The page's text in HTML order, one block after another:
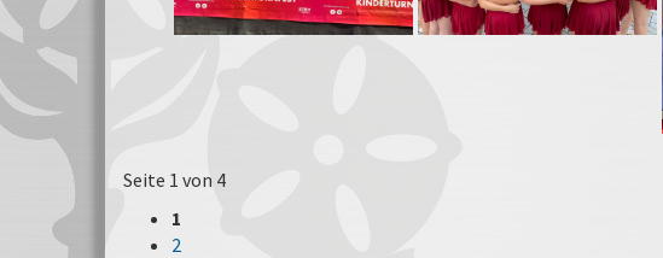
Seite 1 von 4
1
2